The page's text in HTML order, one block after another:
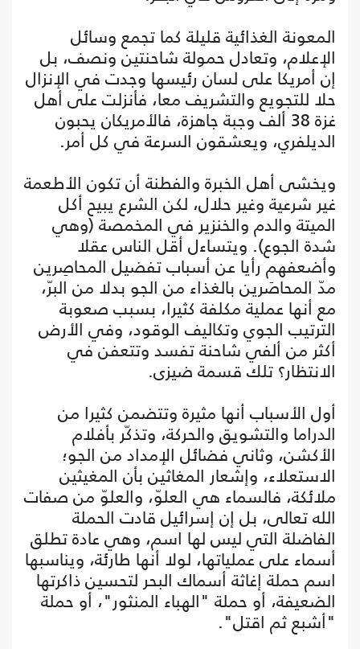
المعونة الغذائية قليلة كما تجمع وسائل
الإعلام، وتعادل حمولة شاحنتين ونصف، بل
إن أمريكا على لسان رئيسها وجدت في الإنزال
حلا للتجويع والتشريف معا، فأنزلت على أهل
غزة 38 ألف وجبة جاهزة، فالأمريكان يحبون
الديلفري، ويعشقون السرعة في كل أمر.
ويخشى أهل الخبرة والفطنة أن تكون الأطعمة
غير شرعية وغير حلال، لكن الشرع يبيح أكل
الميتة والدم والخنزير في المخمصة (وهي
شدة الجوع). ويتساءل أقل الناس عقلا
وأضعفهم رأيا عن أسباب تفضيل المحاصِرين
مدّ المحاصَرين بالغذاء من الجو بدلا من البرّ،
مع أنها عملية مكلفة كثيرا، بسبب صعوبة
الترتيب الجوي وتكاليف الوقود، وفي الأرض
أكثر من ألفي شاحنة تفسد وتتعفن في
الانتظار؟ تلك قسمة ضيزى.
أول الأسباب أنها مثيرة وتتضمن كثيرا من
الدراما والتشويق والحركة، وتذكّر بأفلام
الأكشن، وثاني فضائل الإمداد من الجو؛
الاستعلاء، وإشعار المغاثين بأن المغيثين
ملائكة، فالسماء هي العلوّ، والعلوّ من صفات
الله تعالى، بل إن إسرائيل قادت الحملة
الفاضلة التي ليس لها اسم، وهي عادة تطلق
أسماء على عملياتها، لولا أنها طارئة، ويناسبها
اسم حملة إغاثة أسماك البحر لتحسين ذاكرتها
الضعيفة، أو حملة "الهباء المنثور"، أو حملة
"أشبع ثم اقتل".